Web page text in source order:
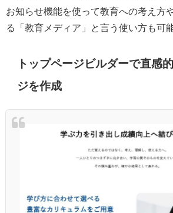
お知らせ機能を使って教育への考え方
る「教育メディア」と言う使い方も可
トップページビルダーで直感
ジを作成